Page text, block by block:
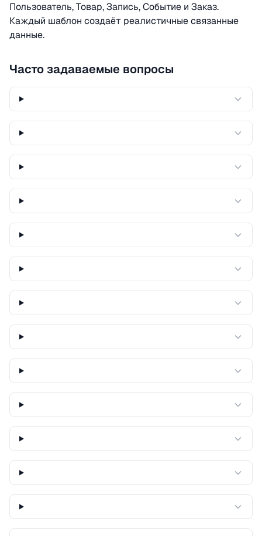
Пользователь, Товар, Запись, Событие и Заказ.
Каждый шаблон создаёт реалистичные связанные
данные.
Часто задаваемые вопросы